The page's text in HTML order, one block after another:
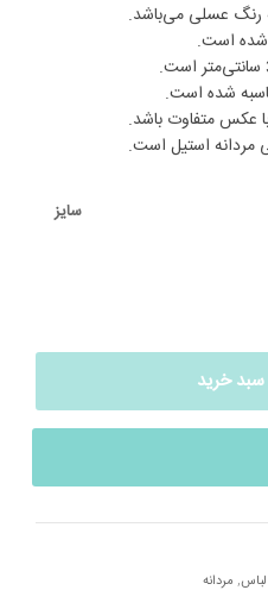
رنگ عسلی می‌باشد.
شده است.
شده است.
متفاوت باشد.
مردانه استیل است.
سایز
سبد خرید
, مردانه